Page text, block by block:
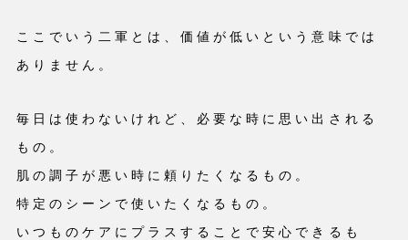
ここでいう二軍とは、価値が低いという意味では
ありません。
毎日は使わないけれど、必要な時に思い出される
もの。
肌の調子が悪い時に頼りたくなるもの。
特定のシーンで使いたくなるもの。
いつものケアにプラスすることで安心できるも